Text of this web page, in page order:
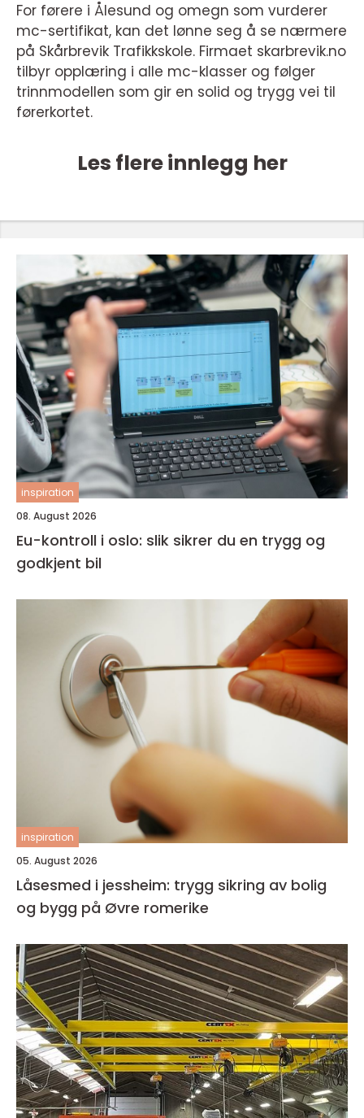
For førere i Ålesund og omegn som vurderer
mc-sertifikat, kan det lønne seg å se nærmere
på Skårbrevik Trafikkskole. Firmaet skarbrevik.no
tilbyr opplæring i alle mc-klasser og følger
trinnmodellen som gir en solid og trygg vei til
førerkortet.
Les flere innlegg her
inspiration
08. August 2026
Eu-kontroll i oslo: slik sikrer du en trygg og
godkjent bil
inspiration
05. August 2026
Låsesmed i jessheim: trygg sikring av bolig
og bygg på Øvre romerike